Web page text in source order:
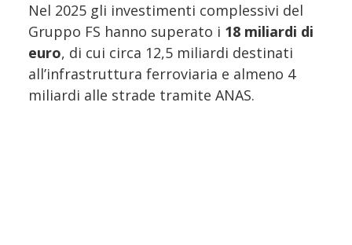
Nel 2025 gli investimenti complessivi del
Gruppo FS hanno superato i 18 miliardi di
euro, di cui circa 12,5 miliardi destinati
all’infrastruttura ferroviaria e almeno 4
miliardi alle strade tramite ANAS.